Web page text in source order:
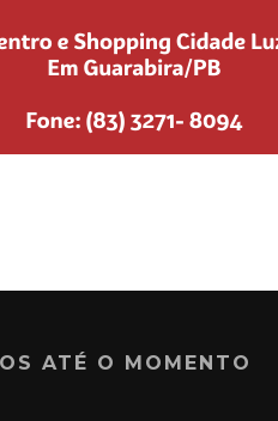
ATÉ O MOMENTO